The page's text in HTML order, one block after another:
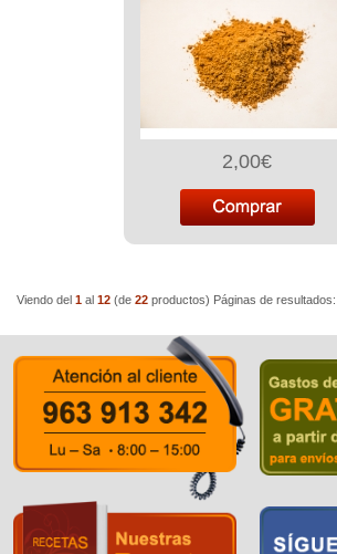
2,00€
Viendo del 1 al 12 (de 22 productos) Páginas de resultados: